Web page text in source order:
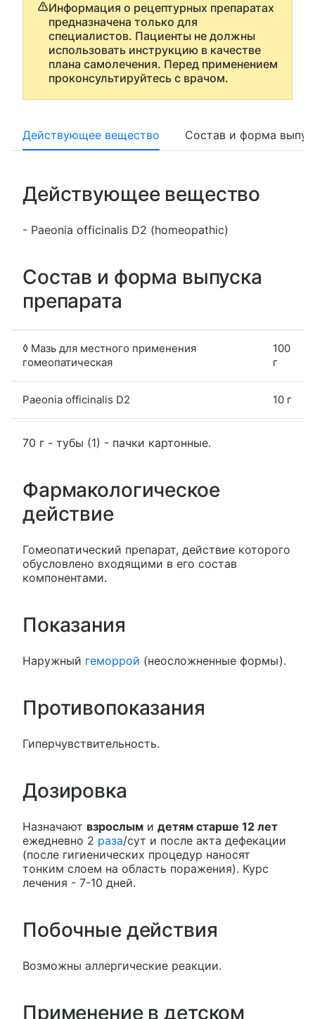
Информация о рецептурных препаратах
предназначена только для
специалистов. Пациенты не должны
использовать инструкцию в качестве
плана самолечения. Перед применением
проконсультируйтесь с врачом.
Действующее вещество Состав и форма
Действующее вещество
- Paeonia offiсinalis D2 (homeopathic)
Состав и форма выпуска
препарата
◊ Мазь для местного применения
гомеопатическая
100
г
Paeonia officinalis D2 10 г
70 г - тубы (1) - пачки картонные.
Фармакологическое
действие
Гомеопатический препарат, действие которого
обусловлено входящими в его состав
компонентами.
Показания
Наружный геморрой (неосложненные формы).
Противопоказания
Гиперчувствительность.
Дозировка
Назначают взрослым и детям старше 12 лет
ежедневно 2 раза/сут и после акта дефекации
(после гигиенических процедур наносят
тонким слоем на область поражения). Курс
лечения - 7-10 дней.
Побочные действия
Возможны аллергические реакции.
Применение в детском